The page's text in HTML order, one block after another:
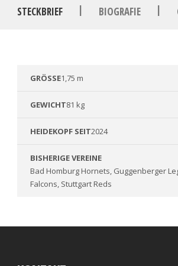
STECKBRIEF | BIOGRAFIE |
GRÖSSE 1,75 m
GEWICHT81 kg
HEIDEKOPF SEIT2024
BISHERIGE VEREINE
Bad Homburg Hornets, Guggenberger
Falcons, Stuttgart Reds